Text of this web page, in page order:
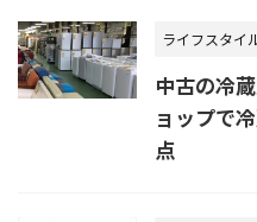
ライフスタイ
中古の冷
ョップで
点